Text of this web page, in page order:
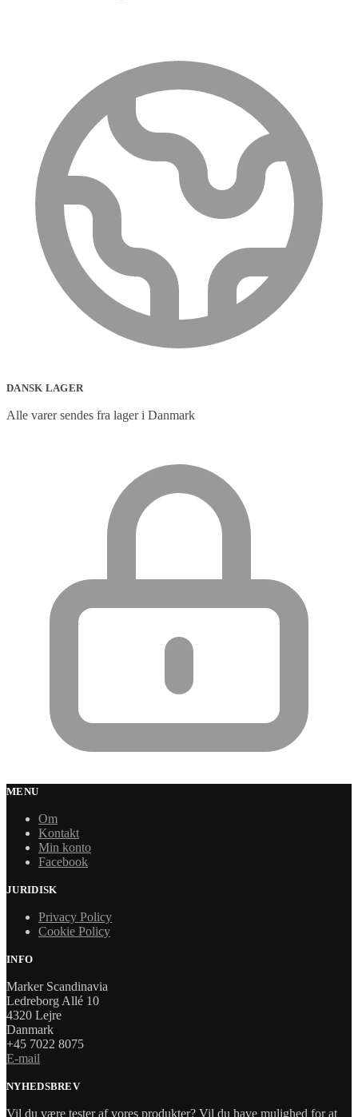
DANSK LAGER
Alle varer sendes fra lager i Danmark
MENU
Om
Kontakt
Min konto
Facebook
JURIDISK
Privacy Policy
Cookie Policy
INFO
Marker Scandinavia
Ledreborg Allé 10
4320 Lejre
Danmark
+45 7022 8075
E-mail
NYHEDSBREV
Vil du være tester af vores produkter? Vil du have mulighed for at